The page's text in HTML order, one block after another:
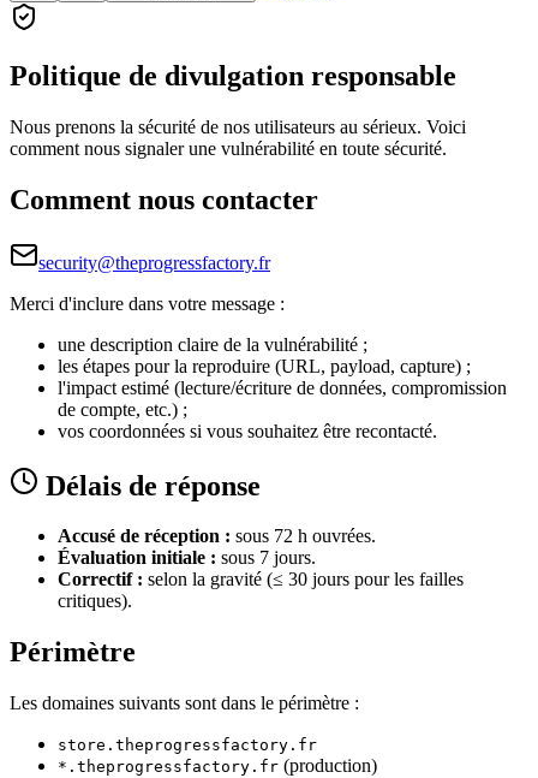
Politique de divulgation responsable
Nous prenons la sécurité de nos utilisateurs au sérieux. Voici
comment nous signaler une vulnérabilité en toute sécurité.
Comment nous contacter
security@theprogressfactory.fr
Merci d'inclure dans votre message :
une description claire de la vulnérabilité ;
les étapes pour la reproduire (URL, payload, capture) ;
l'impact estimé (lecture/écriture de données, compromission
de compte, etc.) ;
vos coordonnées si vous souhaitez être recontacté.
Délais de réponse
Accusé de réception : sous 72 h ouvrées.
Évaluation initiale : sous 7 jours.
Correctif : selon la gravité (≤ 30 jours pour les failles
critiques).
Périmètre
Les domaines suivants sont dans le périmètre :
store.theprogressfactory.fr
*.theprogressfactory.fr (production)